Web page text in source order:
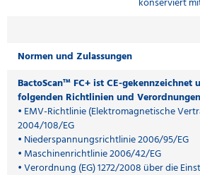
Normen und Zulassungen
BactoScan™ FC+ ist CE-gekennzeichnet
folgenden Richtlinien und
• EMV-Richtlinie (Elektromagnetische
2004/108/EG
• Niederspannungsrichtlinie 2006/95/EG
• Maschinenrichtlinie 2006/42/EG
• Verordnung (EG) 1272/2008 über die